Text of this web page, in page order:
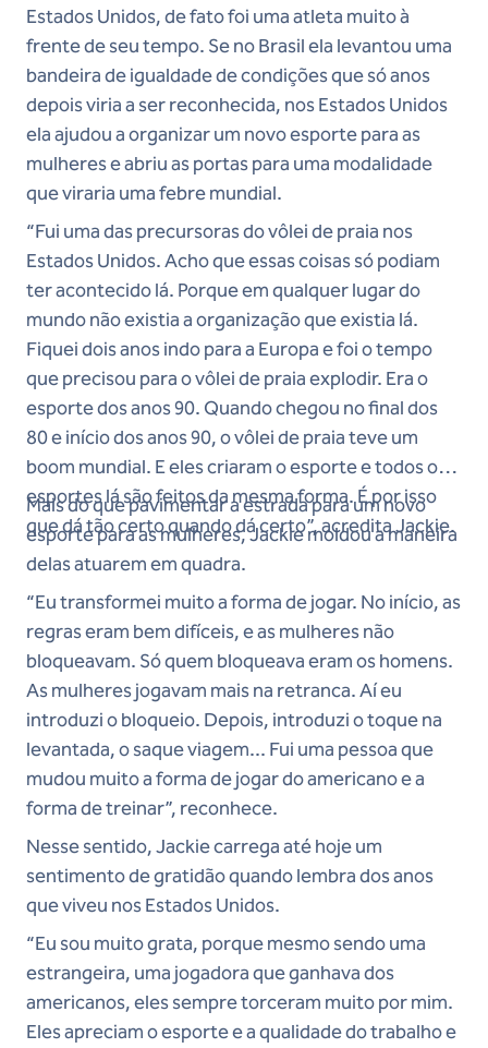
Estados Unidos, de fato foi uma atleta muito à
frente de seu tempo. Se no Brasil ela levantou uma
bandeira de igualdade de condições que só anos
depois viria a ser reconhecida, nos Estados Unidos
ela ajudou a organizar um novo esporte para as
mulheres e abriu as portas para uma modalidade
que viraria uma febre mundial.
“Fui uma das precursoras do vôlei de praia nos
Estados Unidos. Acho que essas coisas só podiam
ter acontecido lá. Porque em qualquer lugar do
mundo não existia a organização que existia lá.
Fiquei dois anos indo para a Europa e foi o tempo
que precisou para o vôlei de praia explodir. Era o
esporte dos anos 90. Quando chegou no final dos
80 e início dos anos 90, o vôlei de praia teve um
boom mundial. E eles criaram o esporte e todos os
esportes lá são feitos da mesma forma. É por isso
que dá tão certo quando dá certo”, acredita Jackie.
Mais do que pavimentar a estrada para um novo
esporte para as mulheres, Jackie moldou a maneira
delas atuarem em quadra.
“Eu transformei muito a forma de jogar. No início, as
regras eram bem difíceis, e as mulheres não
bloqueavam. Só quem bloqueava eram os homens.
As mulheres jogavam mais na retranca. Aí eu
introduzi o bloqueio. Depois, introduzi o toque na
levantada, o saque viagem... Fui uma pessoa que
mudou muito a forma de jogar do americano e a
forma de treinar”, reconhece.
Nesse sentido, Jackie carrega até hoje um
sentimento de gratidão quando lembra dos anos
que viveu nos Estados Unidos.
“Eu sou muito grata, porque mesmo sendo uma
estrangeira, uma jogadora que ganhava dos
americanos, eles sempre torceram muito por mim.
Eles apreciam o esporte e a qualidade do trabalho e